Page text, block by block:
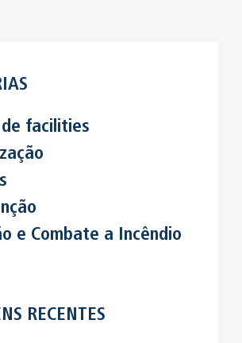
facilities
e Combate a Incêndio
RECENTES